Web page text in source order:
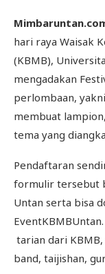
hari raya Waisak
(KBMB),
mengadakan
perlombaan,
membuat
tema yang
Pendaftaran
formulir tersebut
Untan serta bisa
tarian dari
band, taijishan,